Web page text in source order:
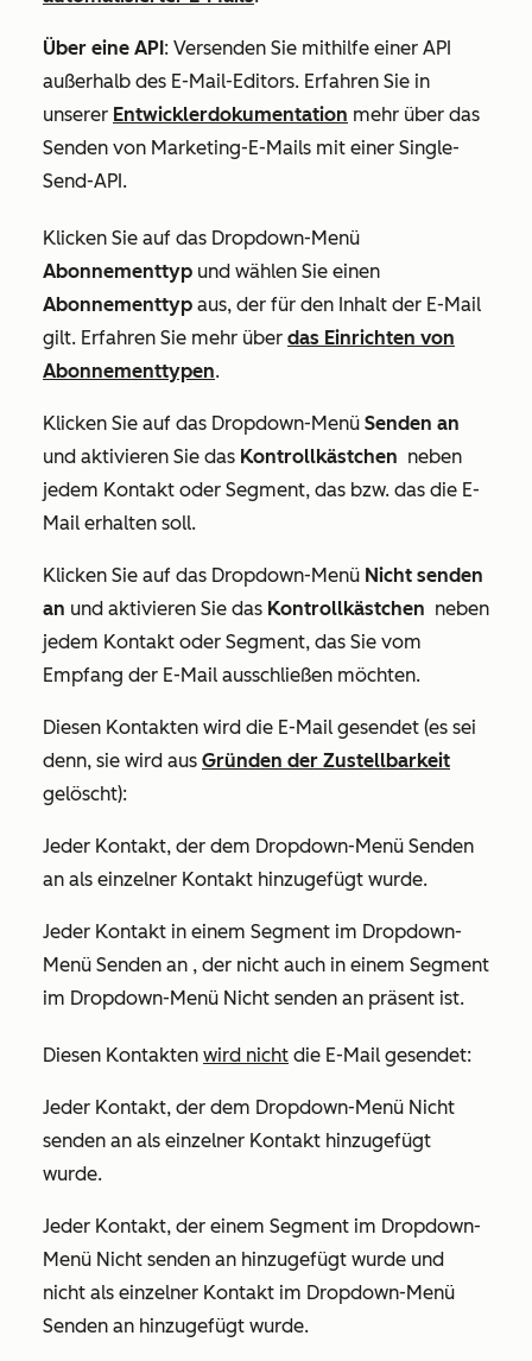
Über eine API : Versenden Sie mithilfe einer API
außerhalb des E-Mail-Editors. Erfahren Sie in
unserer Entwicklerdokumentation mehr über das
Senden von Marketing-E-Mails mit einer Single-
Send-API.
Klicken Sie auf das Dropdown-Menü
Abonnementtyp und wählen Sie einen
Abonnementtyp aus, der für den Inhalt der E-Mail
gilt. Erfahren Sie mehr über das Einrichten von
Abonnementtypen.
Klicken Sie auf das Dropdown-Menü Senden an
und aktivieren Sie das Kontrollkästchen neben
jedem Kontakt oder Segment, das bzw. das die E-
Mail erhalten soll.
Klicken Sie auf das Dropdown-Menü Nicht senden
an und aktivieren Sie das Kontrollkästchen neben
jedem Kontakt oder Segment, das Sie vom
Empfang der E-Mail ausschließen möchten.
Diesen Kontakten wird die E-Mail gesendet (es sei
denn, sie wird aus Gründen der Zustellbarkeit
gelöscht):
Jeder Kontakt, der dem Dropdown-Menü Senden
an als einzelner Kontakt hinzugefügt wurde.
Jeder Kontakt in einem Segment im Dropdown-
Menü Senden an , der nicht auch in einem Segment
im Dropdown-Menü Nicht senden an präsent ist.
Diesen Kontakten wird nicht die E-Mail gesendet:
Jeder Kontakt, der dem Dropdown-Menü Nicht
senden an als einzelner Kontakt hinzugefügt
wurde.
Jeder Kontakt, der einem Segment im Dropdown-
Menü Nicht senden an hinzugefügt wurde und
nicht als einzelner Kontakt im Dropdown-Menü
Senden an hinzugefügt wurde.